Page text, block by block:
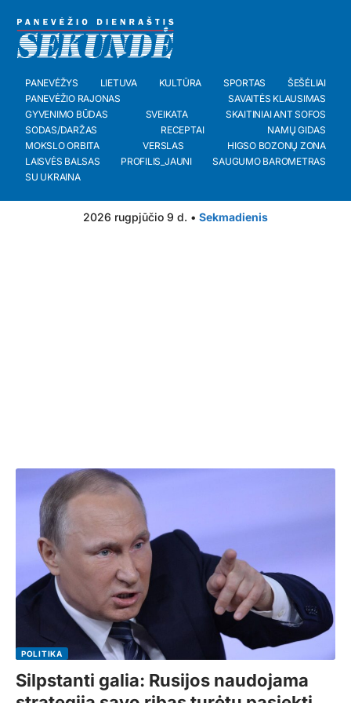
PANEVĖŽYS LIETUVA KULTŪRA SPORTAS
ŠEŠĖLIAI
PANEVĖŽIO RAJONAS
SAVAITĖS KLAUSIMAS
GYVENIMO BŪDAS
SVEIKATA
SKAITINIAI ANT SOFOS
SODAS/DARŽAS
RECEPTAI
NAMŲ GIDAS
MOKSLO ORBITA
VERSLAS
HIGSO BOZONŲ ZONA
LAISVĖS BALSAS
PROFILIS_JAUNI
SAUGUMO BAROMETRAS
SU UKRAINA
2026 rugpjūčio 9 d. • Sekmadienis
POLITIKA
Silpstanti galia: Rusijos naudojama